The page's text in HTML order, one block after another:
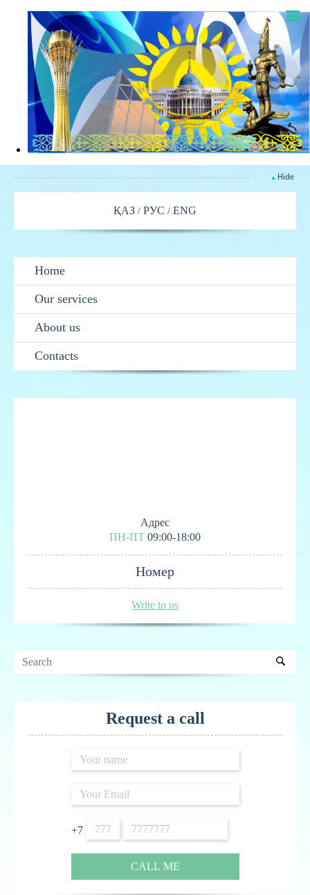
Hide
ҚАЗ РУС ENG
Home
Our services
About us
Contacts
Адрес
ПН-ПТ 09:00-18:00
Номер
Write to us
Request a call
+7